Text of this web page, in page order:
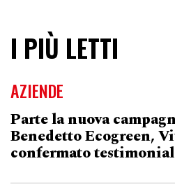
I PIÙ LETTI
AZIENDE
Parte la nuova
Benedetto Ecogreen,
confermato testimonial